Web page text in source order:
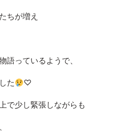
ちが増え
語っているようで、
た ♡
で少し緊張しながらも